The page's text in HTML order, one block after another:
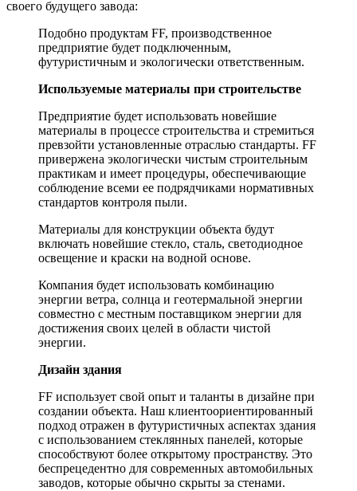
своего будущего завода:
Подобно продуктам FF, производственное
предприятие будет подключенным,
футуристичным и экологически ответственным.
Используемые материалы при строительстве
Предприятие будет использовать новейшие
материалы в процессе строительства и стремиться
превзойти установленные отраслью стандарты. FF
привержена экологически чистым строительным
практикам и имеет процедуры, обеспечивающие
соблюдение всеми ее подрядчиками нормативных
стандартов контроля пыли.
Материалы для конструкции объекта будут
включать новейшие стекло, сталь, светодиодное
освещение и краски на водной основе.
Компания будет использовать комбинацию
энергии ветра, солнца и геотермальной энергии
совместно с местным поставщиком энергии для
достижения своих целей в области чистой
энергии.
Дизайн здания
FF использует свой опыт и таланты в дизайне при
создании объекта. Наш клиентоориентированный
подход отражен в футуристичных аспектах здания
с использованием стеклянных панелей, которые
способствуют более открытому пространству. Это
беспрецедентно для современных автомобильных
заводов, которые обычно скрыты за стенами.